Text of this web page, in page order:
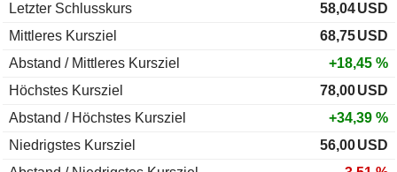
Letzter Schlusskurs
58,04USD
Mittleres Kursziel
68,75USD
Abstand / Mittleres Kursziel
+18,45 %
Höchstes Kursziel
78,00USD
Abstand / Höchstes Kursziel
+34,39 %
Niedrigstes Kursziel
56,00USD